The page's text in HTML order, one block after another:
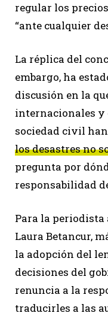
regular los
“ante cualquier
La réplica del
embargo, ha
discusión en la
internacionales y
sociedad civil
los desastres no
pregunta por
responsabilidad
Para la
Laura Betancur,
la adopción del
decisiones del
renuncia a la
traducirles a las